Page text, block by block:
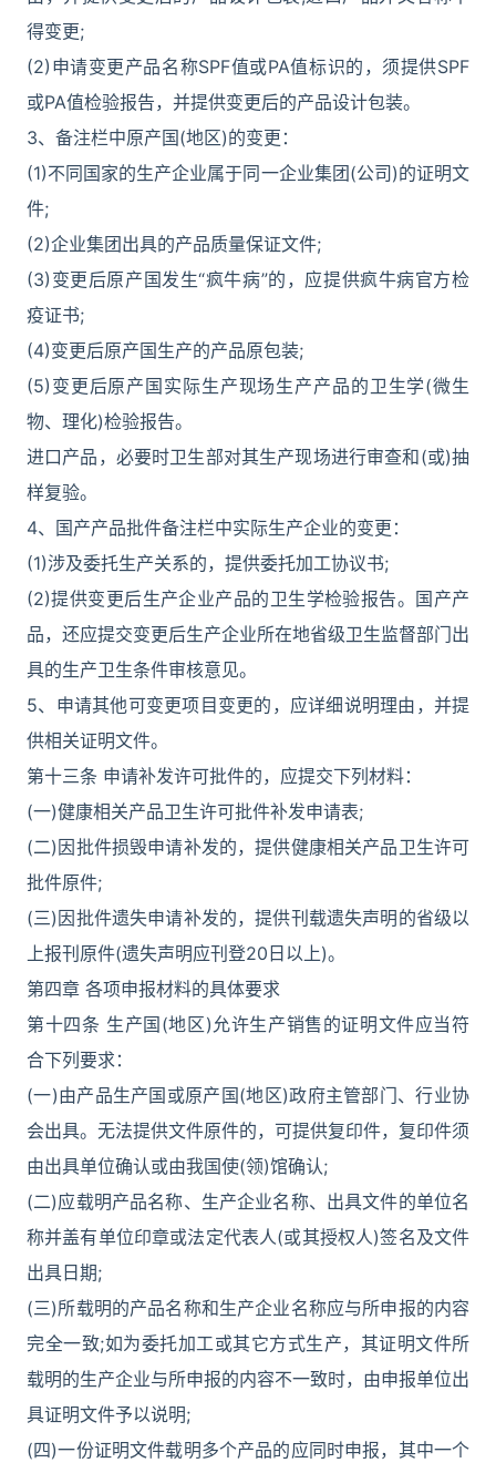
得变更;
(2)申请变更产品名称SPF值或PA值标识的，须提供SPF
或PA值检验报告，并提供变更后的产品设计包装。
3、备注栏中原产国(地区)的变更：
(1)不同国家的生产企业属于同一企业集团(公司)的证明文
件;
(2)企业集团出具的产品质量保证文件;
(3)变更后原产国发生“疯牛病”的，应提供疯牛病官方检
疫证书;
(4)变更后原产国生产的产品原包装;
(5)变更后原产国实际生产现场生产产品的卫生学(微生
物、理化)检验报告。
进口产品，必要时卫生部对其生产现场进行审查和(或)抽
样复验。
4、国产产品批件备注栏中实际生产企业的变更：
(1)涉及委托生产关系的，提供委托加工协议书;
(2)提供变更后生产企业产品的卫生学检验报告。国产产
品，还应提交变更后生产企业所在地省级卫生监督部门出
具的生产卫生条件审核意见。
5、申请其他可变更项目变更的，应详细说明理由，并提
供相关证明文件。
第十三条 申请补发许可批件的，应提交下列材料：
(一)健康相关产品卫生许可批件补发申请表;
(二)因批件损毁申请补发的，提供健康相关产品卫生许可
批件原件;
(三)因批件遗失申请补发的，提供刊载遗失声明的省级以
上报刊原件(遗失声明应刊登20日以上)。
第四章 各项申报材料的具体要求
第十四条 生产国(地区)允许生产销售的证明文件应当符
合下列要求：
(一)由产品生产国或原产国(地区)政府主管部门、行业协
会出具。无法提供文件原件的，可提供复印件，复印件须
由出具单位确认或由我国使(领)馆确认;
(二)应载明产品名称、生产企业名称、出具文件的单位名
称并盖有单位印章或法定代表人(或其授权人)签名及文件
出具日期;
(三)所载明的产品名称和生产企业名称应与所申报的内容
完全一致;如为委托加工或其它方式生产，其证明文件所
载明的生产企业与所申报的内容不一致时，由申报单位出
具证明文件予以说明;
(四)一份证明文件载明多个产品的应同时申报，其中一个